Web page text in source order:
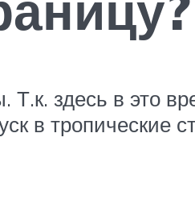
здесь в это
в тропические